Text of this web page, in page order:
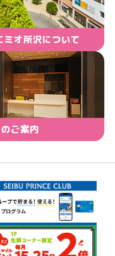
オ所沢について
ご案内